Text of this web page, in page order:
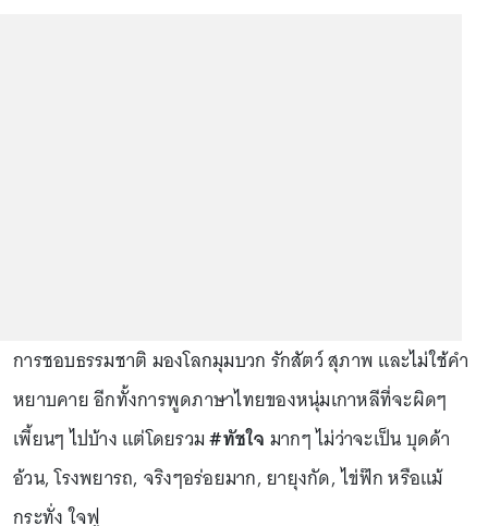
การชอบธรรมชาติ มองโลกมุมบวก รักสัตว์ สุภาพ และไม่ใช้คำ
หยาบคาย อีกทั้งการพูดภาษาไทยของหนุ่มเกาหลีที่จะผิดๆ
เพี้ยนๆ ไปบ้าง แต่โดยรวม#ทัชใจ มากๆ ไม่ว่าจะเป็น บุดด้า
อ้วน, โรงพยารถ, จริงๆอร่อยมาก, ยายุงกัด, ไข่ฟ๊ก หรือแม้
กระทั่ง ใจฟู